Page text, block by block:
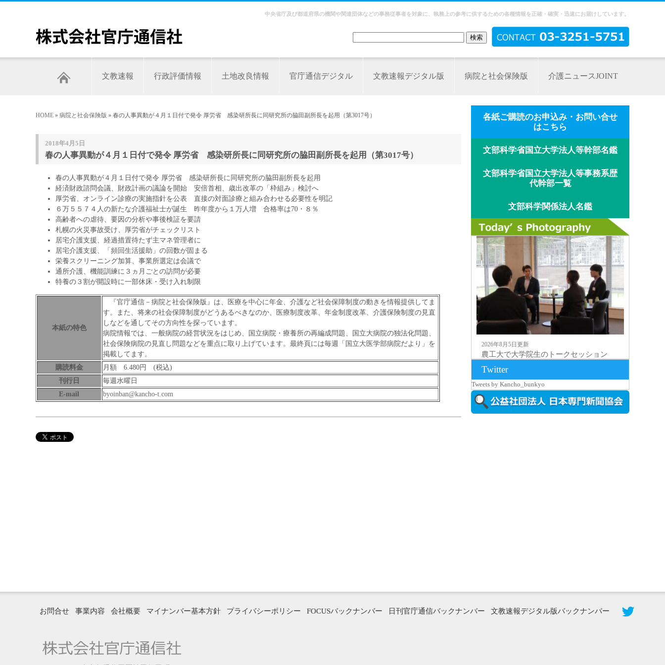
中央省庁及び都道府県の機関や関連団体などの事務従事者を対象に、執務上の参考に供するための各種情報を正確・確実・迅速にお届けしています。
文教速報 行政評価情報 土地改良情報 官庁通信デジタル 文教速報デジタル版 病院と社会保険版 介護ニュースJOINT
HOME » 病院と社会保険版 » 春の人事異動が４月１日付で発令 厚労省 感染研所長に同研究所の脇田副所長を起用（第3017号）
2018年4月5日
春の人事異動が４月１日付で発令 厚労省 感染研所長に同研究所の脇田副所長を起用（第3017号）
春の人事異動が４月１日付で発令 厚労省 感染研所長に同研究所の脇田副所長を起用
経済財政諮問会議、財政計画の議論を開始 安倍首相、歳出改革の「枠組み」検討へ
厚労省、オンライン診療の実施指針を公表 直接の対面診療と組み合わせる必要性を明記
６万５５７４人の新たな介護福祉士が誕生 昨年度から１万人増 合格率は70・８％
高齢者への虐待、要因の分析や事後検証を要請
札幌の火災事故受け、厚労省がチェックリスト
居宅介護支援、経過措置待たず主マネ管理者に
居宅介護支援、「頻回生活援助」の回数が固まる
栄養スクリーニング加算、事業所選定は会議で
通所介護、機能訓練に３ヵ月ごとの訪問が必要
特養の３割が開設時に一部休床・受け入れ制限
本紙の特色
『官庁通信－病院と社会保険版』は、医療を中心に年金、介護など社会保障制度の動きを情報提供してま
す。また、将来の社会保障制度がどうあるべきなのか、医療制度改革、年金制度改革、介護保険制度の見直
しなどを通してその方向性を探っています。
病院情報では、一般病院の経営状況をはじめ、国立病院・療養所の再編成問題、国立大病院の独法化問題、
社会保険病院の見直し問題などを重点に取り上げています。最終頁には毎週「国立大医学部病院だより」を
掲載してます。
購読料金
月額 6.480円 (税込)
刊行日
毎週水曜日
E-mail
byoinban@kancho-t.com
各紙ご購読のお申込み・お問い合せ
はこちら
文部科学省国立大学法人等幹部名鑑
文部科学省国立大学法人等事務系歴
代幹部一覧
文部科学関係法人名鑑
2026年8月5日更新
農工大で大学院生のトークセッション
Twitter
Tweets by Kancho_bunkyo
お問合せ 事業内容 会社概要 マイナンバー基本方針 プライバシーポリシー FOCUSバックナンバー 日刊官庁通信バックナンバー 文教速報デジタル版バックナンバー